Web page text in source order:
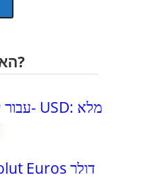
האם קראת?
המרת מטבע ב Revolut Euros דולר